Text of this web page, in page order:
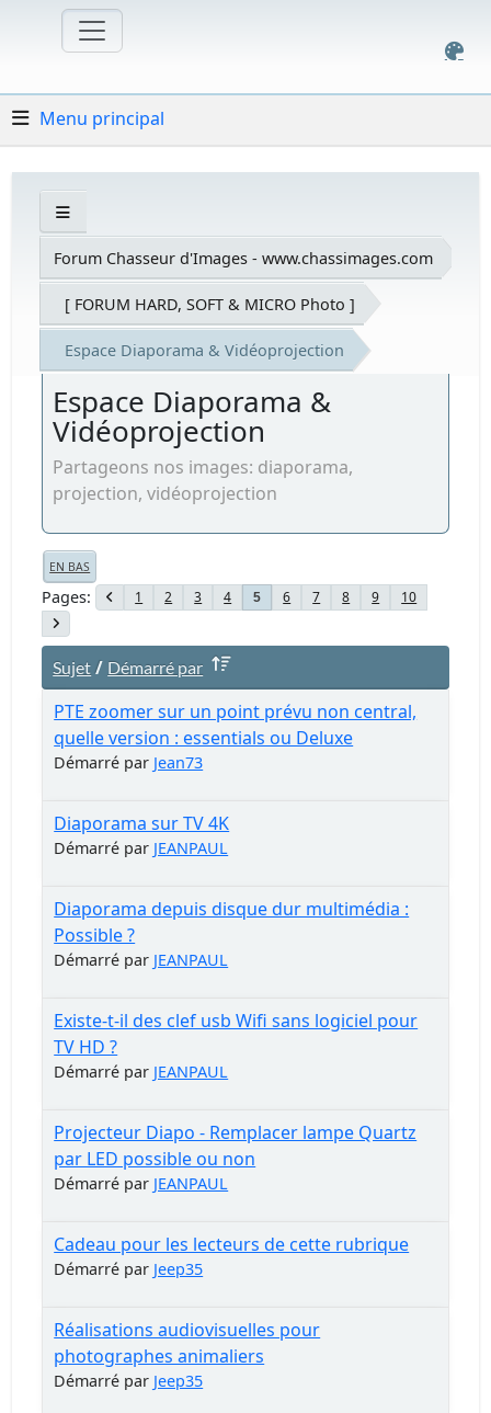
Menu principal
Forum Chasseur d'Images - www.chassimages.com
[ FORUM HARD, SOFT & MICRO Photo ]
Espace Diaporama & Vidéoprojection
Espace Diaporama &
Vidéoprojection
Partageons nos images: diaporama,
projection, vidéoprojection
EN BAS
Pages 1 2 3 4 5 6 7 8 9 10
Sujet / Démarré par
PTE zoomer sur un point prévu non central,
quelle version : essentials ou Deluxe
Démarré par Jean73
Diaporama sur TV 4K
Démarré par JEANPAUL
Diaporama depuis disque dur multimédia :
Possible ?
Démarré par JEANPAUL
Existe-t-il des clef usb Wifi sans logiciel pour
TV HD ?
Démarré par JEANPAUL
Projecteur Diapo - Remplacer lampe Quartz
par LED possible ou non
Démarré par JEANPAUL
Cadeau pour les lecteurs de cette rubrique
Démarré par Jeep35
Réalisations audiovisuelles pour
photographes animaliers
Démarré par Jeep35